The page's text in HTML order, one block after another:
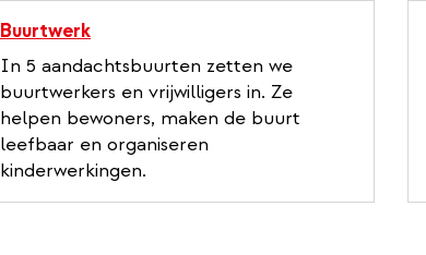
Buurtwerk
In 5 aandachtsbuurten zetten we
buurtwerkers en vrijwilligers in. Ze
helpen bewoners, maken de buurt
leefbaar en organiseren
kinderwerkingen.